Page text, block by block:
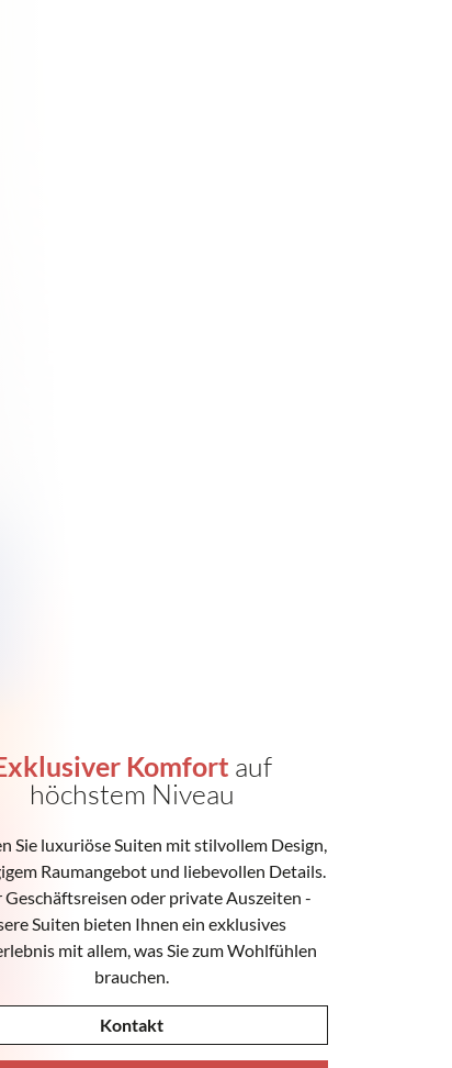
Komfort auf
höchstem Niveau
Sie luxuriöse Suiten mit stilvollem Design,
Raumangebot und liebevollen Details.
Geschäftsreisen oder private Auszeiten -
Suiten bieten Ihnen ein exklusives
mit allem, was Sie zum Wohlfühlen
brauchen.
Kontakt